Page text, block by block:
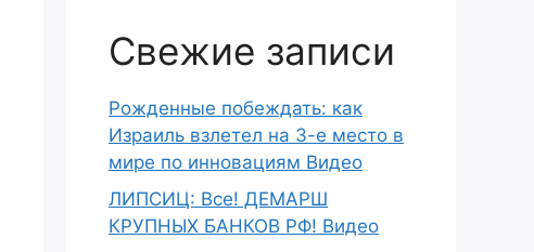
Свежие записи
Рожденные побеждать: как
Израиль взлетел на 3-е место в
мире по инновациям Видео
ЛИПСИЦ: Все! ДЕМАРШ
КРУПНЫХ БАНКОВ РФ! Видео